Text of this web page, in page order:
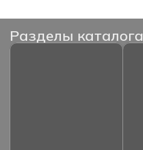
Разделы каталога